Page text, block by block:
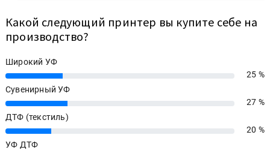
Какой следующий принтер вы купите себе на
производство?
Широкий УФ
25%
25 %
Сувенирный УФ
27%
27 %
ДТФ (текстиль)
20%
20 %
УФ ДТФ